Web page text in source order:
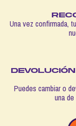
Una vez confirmada,
Puedes cambiar o
una